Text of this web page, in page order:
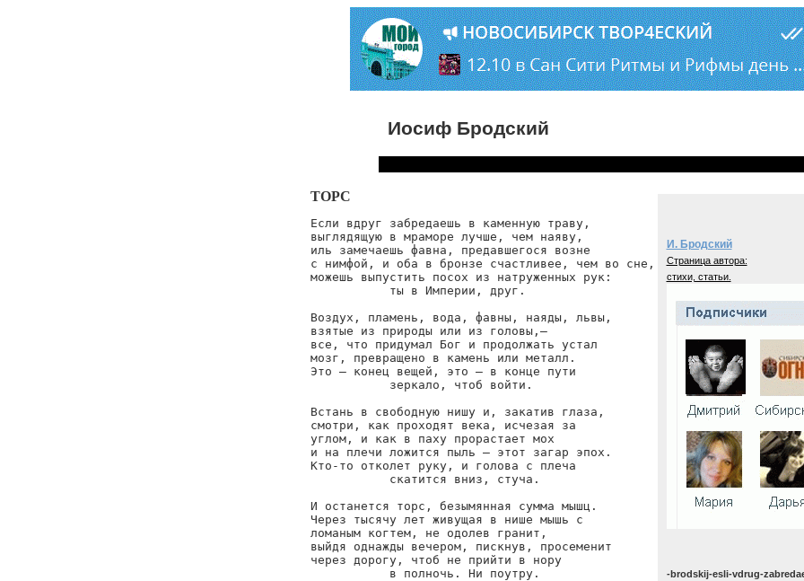
Иосиф Бродский
ТОРС
Если вдруг забредаешь в каменную траву,
выглядящую в мраморе лучше, чем наяву,
иль замечаешь фавна, предавшегося возне
с нимфой, и оба в бронзе счастливее, чем во сне,
можешь выпустить посох из натруженных рук:
           ты в Империи, друг.
Воздух, пламень, вода, фавны, наяды, львы,
взятые из природы или из головы,—
все, что придумал Бог и продолжать устал
мозг, превращено в камень или металл.
Это — конец вещей, это — в конце пути
           зеркало, чтоб войти.
Встань в свободную нишу и, закатив глаза,
смотри, как проходят века, исчезая за
углом, и как в паху прорастает мох
и на плечи ложится пыль — этот загар эпох.
Кто-то отколет руку, и голова с плеча
           скатится вниз, стуча.
И останется торс, безымянная сумма мышц.
Через тысячу лет живущая в нише мышь с
ломаным когтем, не одолев гранит,
выйдя однажды вечером, пискнув, просеменит
через дорогу, чтоб не прийти в нору
           в полночь. Ни поутру.
И. Бродский
Страница автора:
стихи, статьи.
-brodskij-esli-vdrug-